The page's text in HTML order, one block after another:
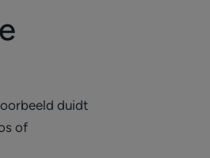
duidt
of